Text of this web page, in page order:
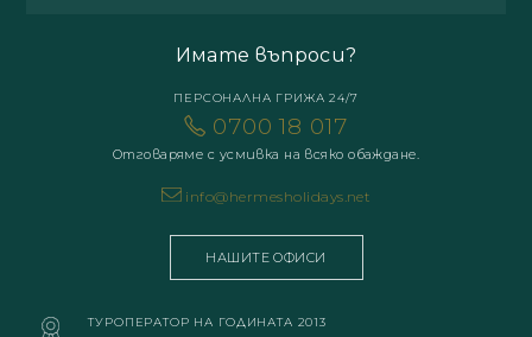
Имате въпроси?
ПЕРСОНАЛНА ГРИЖА 24/7
0700 18 017
Отговаряме с усмивка на всяко обаждане.
info@hermesholidays.net
НАШИТЕ ОФИСИ
ТУРОПЕРАТОР НА ГОДИНАТА 2013